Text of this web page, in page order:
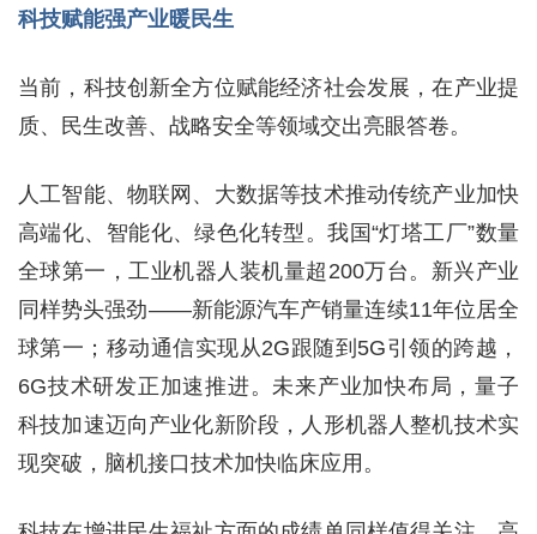
科技赋能强产业暖民生
当前，科技创新全方位赋能经济社会发展，在产业提
质、民生改善、战略安全等领域交出亮眼答卷。
人工智能、物联网、大数据等技术推动传统产业加快
高端化、智能化、绿色化转型。我国“灯塔工厂”数量
全球第一，工业机器人装机量超200万台。新兴产业
同样势头强劲——新能源汽车产销量连续11年位居全
球第一；移动通信实现从2G跟随到5G引领的跨越，
6G技术研发正加速推进。未来产业加快布局，量子
科技加速迈向产业化新阶段，人形机器人整机技术实
现突破，脑机接口技术加快临床应用。